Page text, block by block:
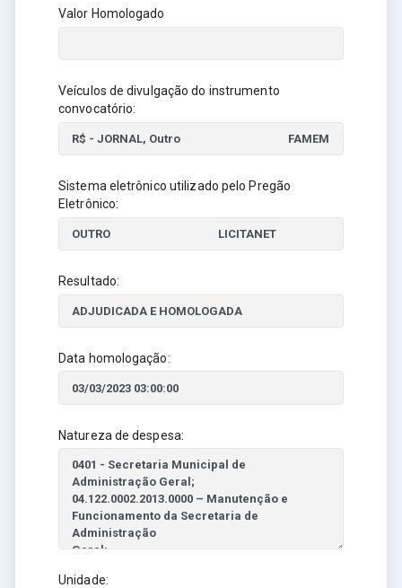
Valor Homologado
Veículos de divulgação do instrumento
convocatório:
Sistema eletrônico utilizado pelo Pregão
Eletrônico:
Resultado:
Data homologação:
Natureza de despesa:
Unidade: